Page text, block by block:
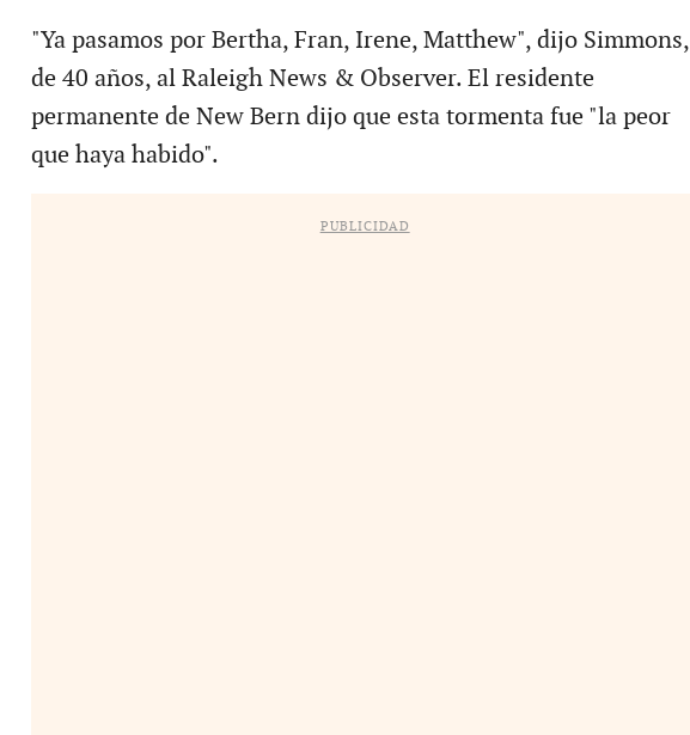
"Ya pasamos por Bertha, Fran, Irene, Matthew", dijo Simmons,
de 40 años, al Raleigh News & Observer. El residente
permanente de New Bern dijo que esta tormenta fue "la peor
que haya habido".
PUBLICIDAD